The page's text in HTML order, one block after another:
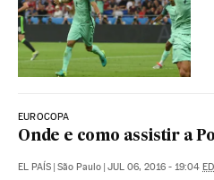
EUROCOPA
Onde e como assistir a
EL PAÍS São Paulo JUL 06, 2016 - 19:04